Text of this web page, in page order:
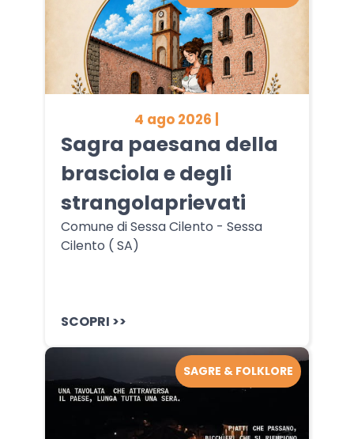
4 ago 2026 |
Sagra paesana della
brasciola e degli
strangolaprievati
Comune di Sessa Cilento - Sessa
Cilento ( SA)
SCOPRI >>
SAGRE & FOLKLORE